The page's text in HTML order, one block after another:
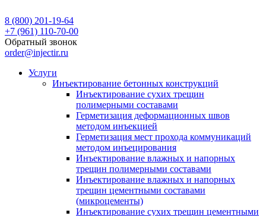
8 (800) 201-19-64
+7 (961) 110-70-00
Обратный звонок
order@injectir.ru
Услуги
Инъектирование бетонных конструкций
Инъектирование сухих трещин
полимерными составами
Герметизация деформационных швов
методом инъекцией
Герметизация мест прохода коммуникаций
методом инъецирования
Инъектирование влажных и напорных
трещин полимерными составами
Инъектирование влажных и напорных
трещин цементными составами
(микроцементы)
Инъектирование сухих трещин цементными